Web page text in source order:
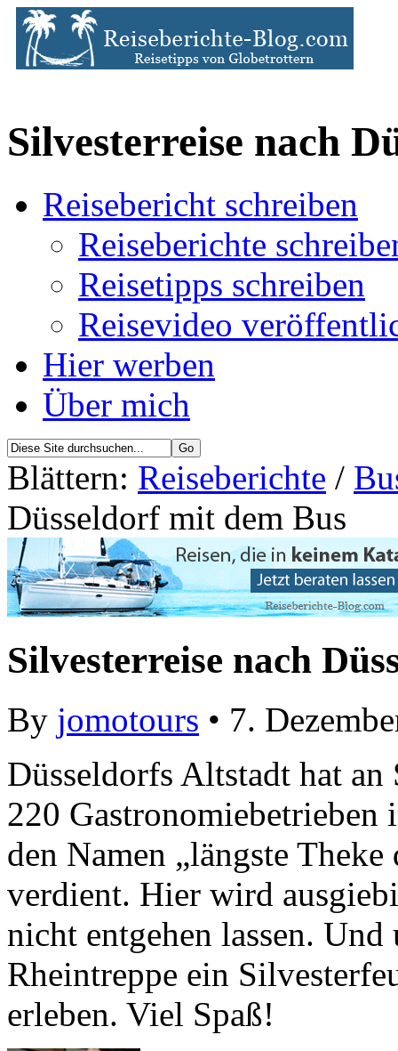
Silvesterreise nach
Reisebericht schreiben
Reiseberichte
Reisetipps schreiben
Reisevideo
Hier werben
Über mich
Blättern: Reiseberichte /
Düsseldorf mit dem Bus
Silvesterreise nach
By jomotours • 7.
Düsseldorfs Altstadt hat
220
den Namen „längste
verdient. Hier wird
nicht entgehen lassen.
Rheintreppe ein
erleben. Viel Spaß!